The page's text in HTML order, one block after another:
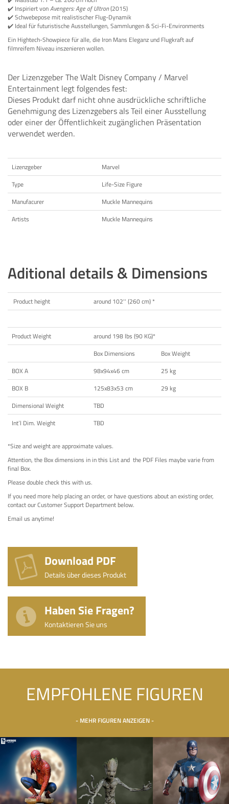
✔️ Inspiriert vonAvengers: Age of Ultron(2015)
✔️ Schwebepose mit realistischer Flug-Dynamik
✔️ Ideal für futuristische Ausstellungen, Sammlungen & Sci-Fi-Environments
Ein Hightech-Showpiece für alle, die Iron Mans Eleganz und Flugkraft auf
filmreifem Niveau inszenieren wollen.
Der Lizenzgeber The Walt Disney Company / Marvel
Entertainment legt folgendes fest:
Dieses Produkt darf nicht ohne ausdrückliche schriftliche
Genehmigung des Lizenzgebers als Teil einer Ausstellung
oder einer der Öffentlichkeit zugänglichen Präsentation
verwendet werden.
Lizenzgeber
Marvel
Type
Life-Size Figure
Manufacurer
Muckle Mannequins
Artists
Muckle Mannequins
Aditional details & Dimensions
Product height around 102'' (260 cm) *
Product Weight
around 198 lbs (90 KG)*
Box Dimensions
Box Weight
BOX A
98x94x46 cm
25 kg
BOX B
125x83x53 cm
29 kg
Dimensional Weight
TBD
Int’l Dim. Weight
TBD
*Size and weight are approximate values.
Attention, the Box dimensions in in this List and the PDF Files maybe varie from
final Box.
Please double check this with us.
If you need more help placing an order, or have questions about an existing order,
contact our Customer Support Department below.
Email us anytime!
Download PDF
Details über dieses Produkt
Haben Sie Fragen?
Kontaktieren Sie uns
EMPFOHLENE FIGUREN
- MEHR FIGUREN ANZEIGEN -